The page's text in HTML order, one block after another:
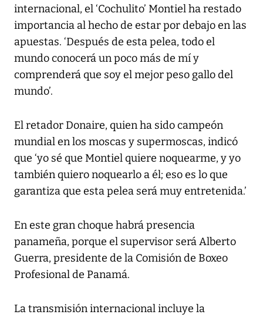
internacional, el ‘Cochulito’ Montiel ha restado
importancia al hecho de estar por debajo en las
apuestas. ‘Después de esta pelea, todo el
mundo conocerá un poco más de mí y
comprenderá que soy el mejor peso gallo del
mundo’.
El retador Donaire, quien ha sido campeón
mundial en los moscas y supermoscas, indicó
que ‘yo sé que Montiel quiere noquearme, y yo
también quiero noquearlo a él; eso es lo que
garantiza que esta pelea será muy entretenida.’
En este gran choque habrá presencia
panameña, porque el supervisor será Alberto
Guerra, presidente de la Comisión de Boxeo
Profesional de Panamá.
La transmisión internacional incluye la